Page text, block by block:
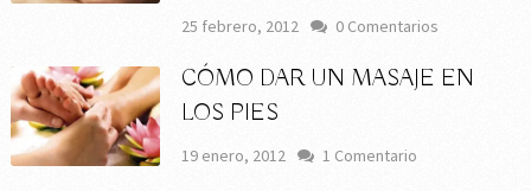
25 febrero, 2012 0 Comentarios
CÓMO DAR UN MASAJE EN
LOS PIES
19 enero, 2012 1 Comentario